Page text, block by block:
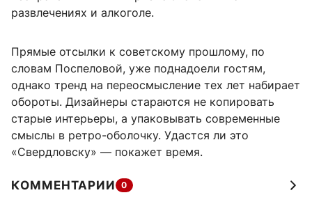
развлечениях и алкоголе.
Прямые отсылки к советскому прошлому, по
словам Поспеловой, уже поднадоели гостям,
однако тренд на переосмысление тех лет набирает
обороты. Дизайнеры стараются не копировать
старые интерьеры, а упаковывать современные
смыслы в ретро-оболочку. Удастся ли это
«Свердловску» — покажет время.
КОММЕНТАРИИ 0